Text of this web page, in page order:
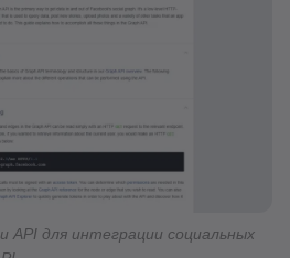
для интеграции социальных